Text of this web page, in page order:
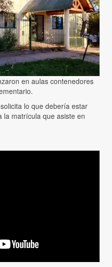
en aulas contenedores
lo que debería estar
la matrícula que asiste en